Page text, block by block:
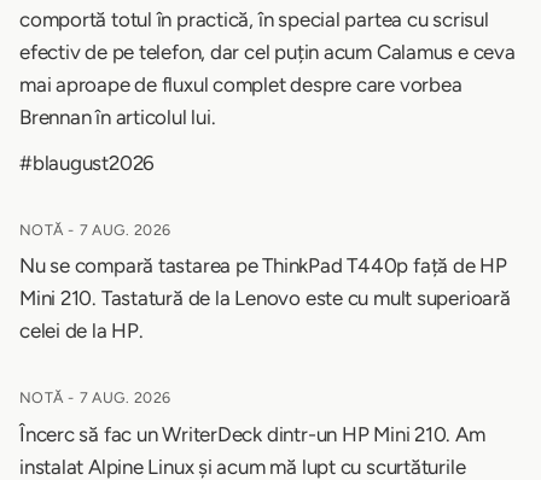
comportă totul în practică, în special partea cu scrisul
efectiv de pe telefon, dar cel puțin acum Calamus e ceva
mai aproape de fluxul complet despre care vorbea
Brennan în articolul lui.
#blaugust2026
NOTĂ - 7 AUG. 2026
Nu se compară tastarea pe ThinkPad T440p față de HP
Mini 210. Tastatură de la Lenovo este cu mult superioară
celei de la HP.
NOTĂ - 7 AUG. 2026
Încerc să fac un WriterDeck dintr-un HP Mini 210. Am
instalat Alpine Linux și acum mă lupt cu scurtăturile